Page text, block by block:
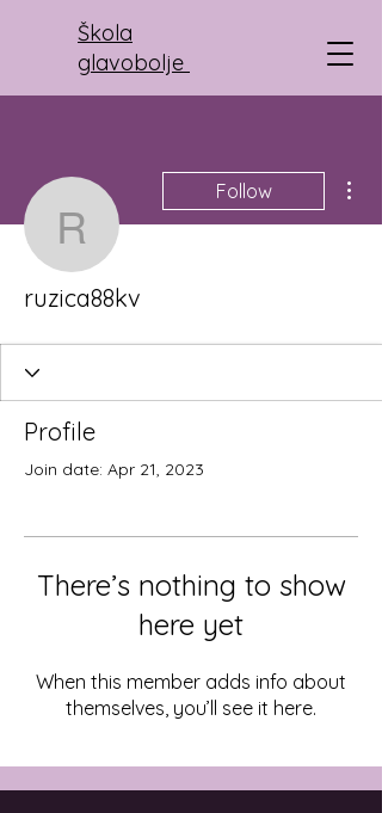
Škola
glavobolje
ruzica88kv
Follow
ruzica88kv
Profile
Join date: Apr 21, 2023
There’s nothing to show
here yet
When this member adds info about
themselves, you’ll see it here.